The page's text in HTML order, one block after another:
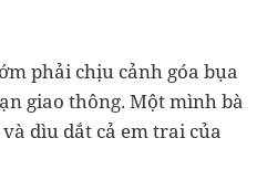
phải chịu cảnh góa bụa
giao thông. Một mình bà
dìu dắt cả em trai của